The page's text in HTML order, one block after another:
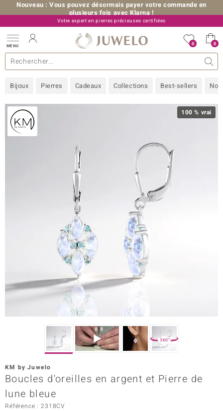
Nouveau : Vous pouvez désormais payer votre commande en
plusieurs fois avec Klarna !
Votre expert en pierres précieuses certifiées
+33 (0) 176 54 10 36
MENU 0 0
Bijoux Pierres Cadeaux Collections Best-sellers
bijoux Design Métal Précieux Taille de bague
précieuses Pierres préférées Pierres précieuses par couleur
collections
with Love
in Berlin
Paraíso
de A à Z Généralités Bon à savoir Nos conseils
Ventes-flash Juwelo
100 % vrai
360°
KM by Juwelo
Boucles d'oreilles en argent et Pierre de
lune bleue
Référence : 2318CV